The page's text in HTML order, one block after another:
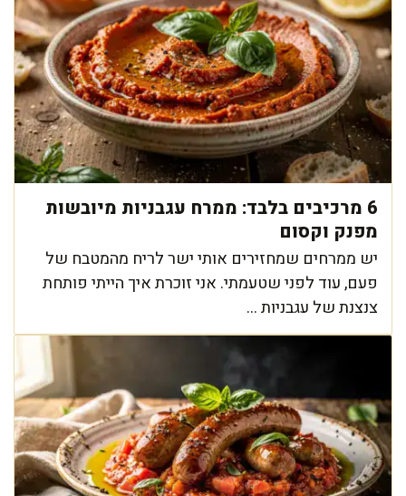
6 מרכיבים בלבד: ממרח עגבניות מיובשות
מפנק וקסום
יש ממרחים שמחזירים אותי ישר לריח מהמטבח של
פעם, עוד לפני שטעמתי. אני זוכרת איך הייתי פותחת
צנצנת של עגבניות ...